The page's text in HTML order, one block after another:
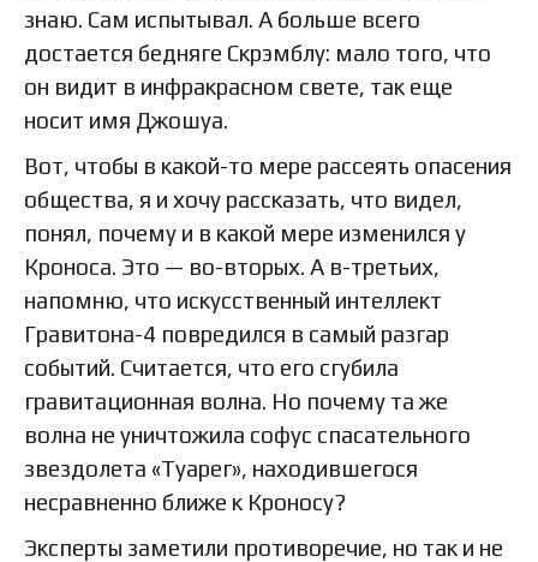
знаю. Сам испытывал. А больше всего
достается бедняге Скрэмблу: мало того, что
он видит в инфракрасном свете, так еще
носит имя Джошуа.
Вот, чтобы в какой-то мере рассеять опасения
общества, я и хочу рассказать, что видел,
понял, почему и в какой мере изменился у
Кроноса. Это — во-вторых. А в-третьих,
напомню, что искусственный интеллект
Гравитона-4 повредился в самый разгар
событий. Считается, что его сгубила
гравитационная волна. Но почему та же
волна не уничтожила софус спасательного
звездолета «Туарег», находившегося
несравненно ближе к Кроносу?
Эксперты заметили противоречие, но так и не